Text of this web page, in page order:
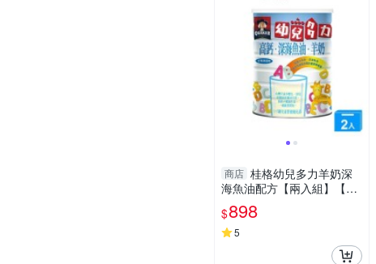
商店 桂格幼兒多力羊奶深
海魚油配方【兩入組】【愛
買】
$898
5